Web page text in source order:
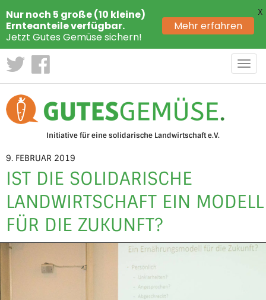
Initiative für eine solidarische Landwirtschaft e.V.
9. FEBRUAR 2019
IST DIE SOLIDARISCHE
LANDWIRTSCHAFT EIN MODELL
FÜR DIE ZUKUNFT?
Nur noch 5 große (10 kleine)
Ernteanteile verfügbar.
Jetzt Gutes Gemüse sichern!
Mehr erfahren
X